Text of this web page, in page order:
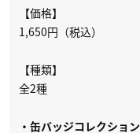
【価格】
1,650円（税込）
【種類】
全2種
・缶バッジコレクション